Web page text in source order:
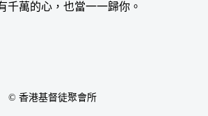
千萬的心，也當一一歸你。
© 香港基督徒聚會所